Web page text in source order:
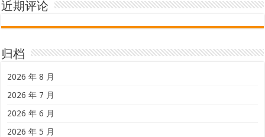
近期评论
归档
2026 年 8 月
2026 年 7 月
2026 年 6 月
2026 年 5 月